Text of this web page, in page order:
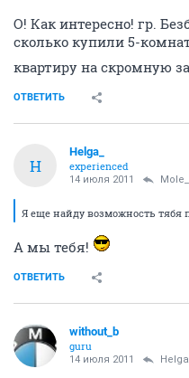
О! Как интересно! гр.
сколько купили 5-
квартиру на скромную
ОТВЕТИТЬ
H
Helga_
experienced
14 июля 2011 Mole_
Я еще найду возможность тябя
А мы тебя!
ОТВЕТИТЬ
without_b
guru
14 июля 2011 Helga_